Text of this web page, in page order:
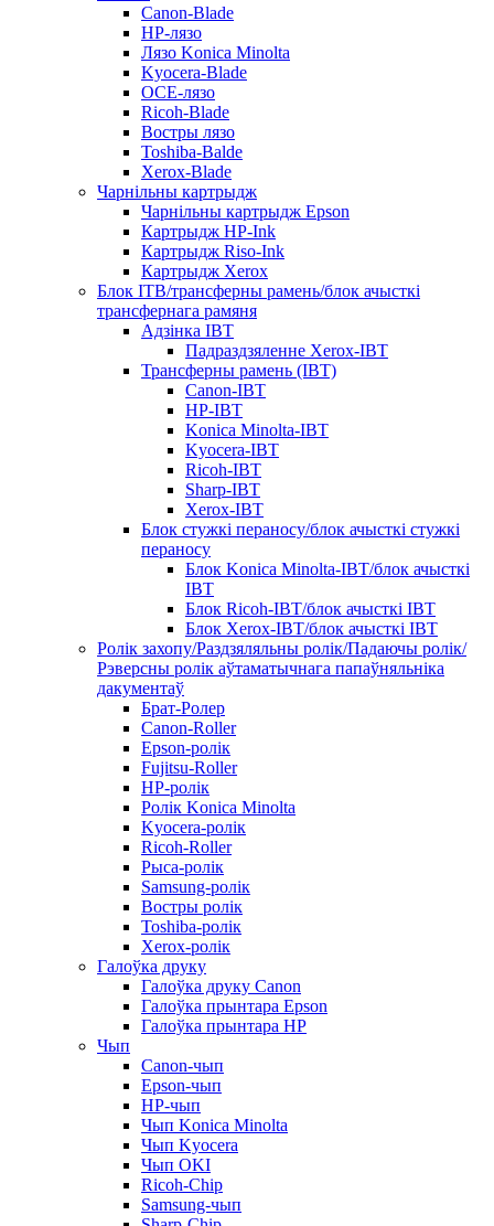
Canon-Blade
HP-лязо
Лязо Konica Minolta
Kyocera-Blade
OCE-лязо
Ricoh-Blade
Востры лязо
Toshiba-Balde
Xerox-Blade
Чарнільны картрыдж
Чарнільны картрыдж Epson
Картрыдж HP-Ink
Картрыдж Riso-Ink
Картрыдж Xerox
Блок ITB/трансферны рамень/блок ачысткі
трансфернага рамяня
Адзінка IBT
Падраздзяленне Xerox-IBT
Трансферны рамень (IBT)
Canon-IBT
HP-IBT
Konica Minolta-IBT
Kyocera-IBT
Ricoh-IBT
Sharp-IBT
Xerox-IBT
Блок стужкі пераносу/блок ачысткі стужкі
пераносу
Блок Konica Minolta-IBT/блок ачысткі
IBT
Блок Ricoh-IBT/блок ачысткі IBT
Блок Xerox-IBT/блок ачысткі IBT
Ролік захопу/Раздзяляльны ролік/Падаючы ролік/
Рэверсны ролік аўтаматычнага папаўняльніка
дакументаў
Брат-Ролер
Canon-Roller
Epson-ролік
Fujitsu-Roller
HP-ролік
Ролік Konica Minolta
Kyocera-ролік
Ricoh-Roller
Рыса-ролік
Samsung-ролік
Востры ролік
Toshiba-ролік
Xerox-ролік
Галоўка друку
Галоўка друку Canon
Галоўка прынтара Epson
Галоўка прынтара HP
Чып
Canon-чып
Epson-чып
HP-чып
Чып Konica Minolta
Чып Kyocera
Чып OKI
Ricoh-Chip
Samsung-чып